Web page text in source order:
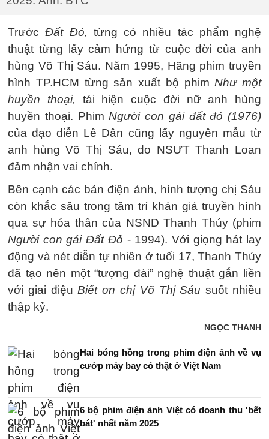
TrướcĐất Đỏ, từng có nhiều tác phẩm nghệ
thuật từng lấy cảm hứng từ cuộc đời của anh
hùng Võ Thị Sáu. Năm 1995, Hãng phim truyền
hình TP.HCM từng sản xuất bộ phimNhư một
huyền thoại, tái hiện cuộc đời nữ anh hùng
huyền thoại. PhimNgười con gái đất đỏ (1976)
của đạo diễn Lê Dân cũng lấy nguyên mẫu từ
anh hùng Võ Thị Sáu, do NSƯT Thanh Loan
đảm nhận vai chính.
Bên cạnh các bản điện ảnh, hình tượng chị Sáu
còn khắc sâu trong tâm trí khán giả truyền hình
qua sự hóa thân của NSND Thanh Thúy (phim
Người con gái Đất Đỏ - 1994). Với giọng hát lay
động và nét diễn tự nhiên ở tuổi 17, Thanh Thúy
đã tạo nên một “tượng đài” nghệ thuật gắn liền
với giai điệuBiết ơn chị Võ Thị Sáu suốt nhiều
thập kỷ.
NGỌC THANH
Hai bóng hồng trong phim điện ảnh về vụ
cướp máy bay có thật ở Việt Nam
6 bộ phim điện ảnh Việt có doanh thu 'bết
bát' nhất năm 2025